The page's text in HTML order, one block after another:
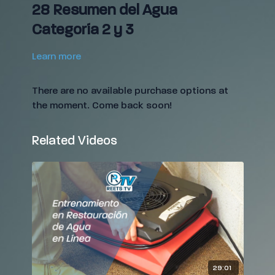
28 Resumen del Agua
Categoría 2 y 3
Learn more
There are no available purchase options at
the moment. Come back soon!
Related Videos
29:01